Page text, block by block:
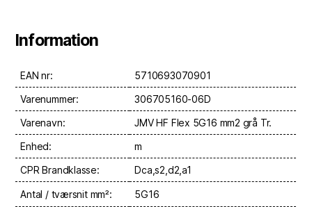
Information
EAN nr:
5710693070901
Varenummer:
306705160-06D
Varenavn:
JMV HF Flex 5G16 mm2 grå Tr.
Enhed:
m
CPR Brandklasse:
Dca,s2,d2,a1
Antal / tværsnit mm²: 5G16